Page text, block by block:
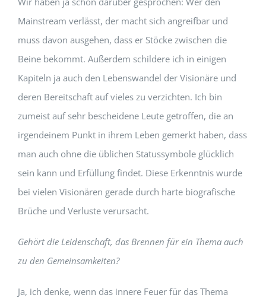
Mainstream verlässt, der macht sich angreifbar und
muss davon ausgehen, dass er Stöcke zwischen die
Beine bekommt. Außerdem schildere ich in einigen
Kapiteln ja auch den Lebenswandel der Visionäre und
deren Bereitschaft auf vieles zu verzichten. Ich bin
zumeist auf sehr bescheidene Leute getroffen, die an
irgendeinem Punkt in ihrem Leben gemerkt haben, dass
man auch ohne die üblichen Statussymbole glücklich
sein kann und Erfüllung findet. Diese Erkenntnis wurde
bei vielen Visionären gerade durch harte biografische
Brüche und Verluste verursacht.
Gehört die Leidenschaft, das Brennen für ein Thema auch
zu den Gemeinsamkeiten?
Ja, ich denke, wenn das innere Feuer für das Thema